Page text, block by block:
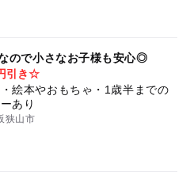
ので小さなお子様も安心◎
引き☆
絵本やおもちゃ・1歳半までの
あり
狭山市